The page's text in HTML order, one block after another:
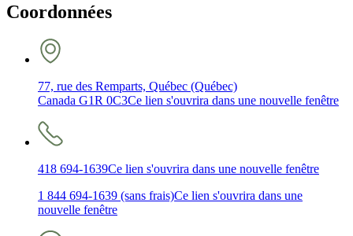
Coordonnées
77, rue des Remparts, Québec (Québec)
Canada G1R 0C3Ce lien s'ouvrira dans une nouvelle fenêtre
418 694-1639Ce lien s'ouvrira dans une nouvelle fenêtre
1 844 694-1639 (sans frais)Ce lien s'ouvrira dans une
nouvelle fenêtre